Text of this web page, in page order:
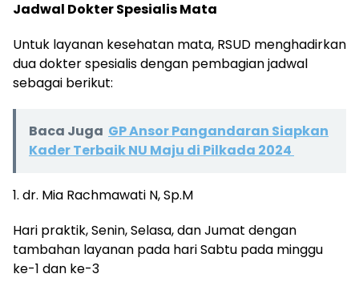
Jadwal Dokter Spesialis Mata
Untuk layanan kesehatan mata, RSUD menghadirkan
dua dokter spesialis dengan pembagian jadwal
sebagai berikut:
Baca Juga GP Ansor Pangandaran Siapkan
Kader Terbaik NU Maju di Pilkada 2024
1. dr. Mia Rachmawati N, Sp.M
Hari praktik, Senin, Selasa, dan Jumat dengan
tambahan layanan pada hari Sabtu pada minggu
ke-1 dan ke-3